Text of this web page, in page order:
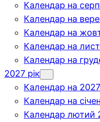
Календар на
Календар на
Календар на
Календар на
Календар на
2027 рік
Календар на 2027
Календар на
Календар лютий